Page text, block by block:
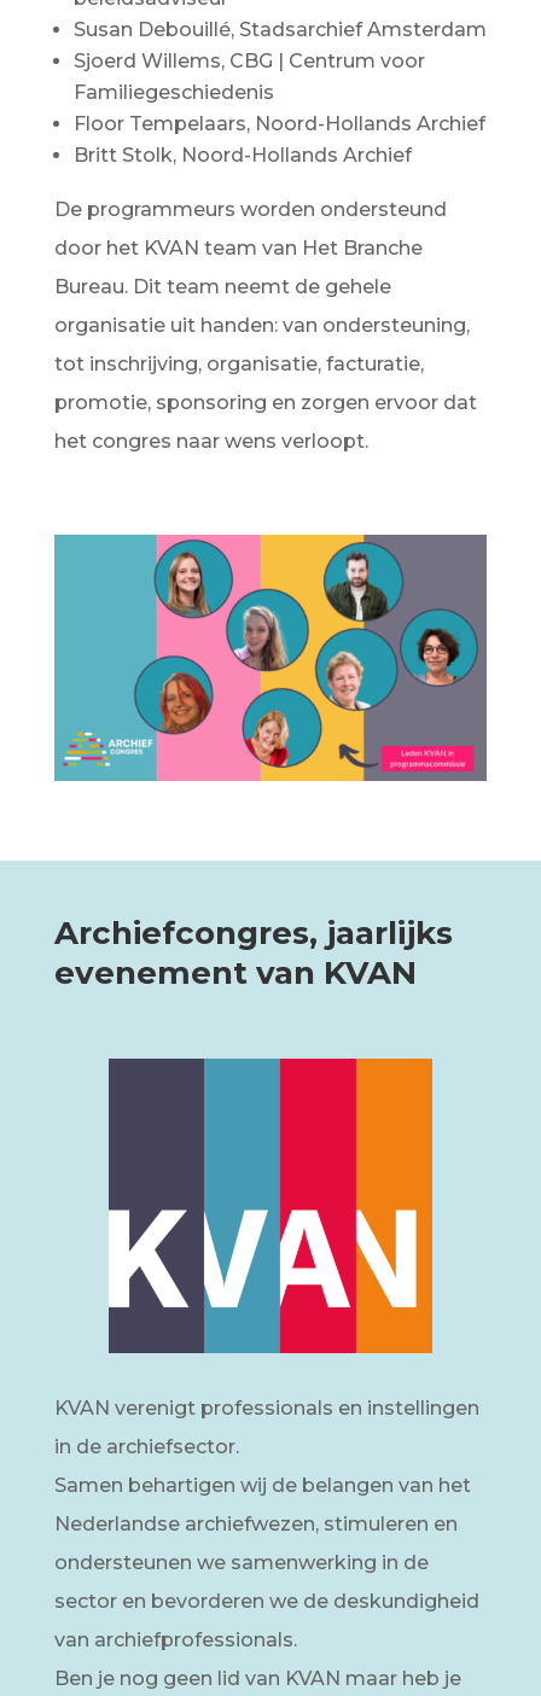
Susan Debouillé, Stadsarchief Amsterdam
Sjoerd Willems, CBG | Centrum voor
Familiegeschiedenis
Floor Tempelaars, Noord-Hollands Archief
Britt Stolk, Noord-Hollands Archief
De programmeurs worden ondersteund
door het KVAN team van Het Branche
Bureau. Dit team neemt de gehele
organisatie uit handen: van ondersteuning,
tot inschrijving, organisatie, facturatie,
promotie, sponsoring en zorgen ervoor dat
het congres naar wens verloopt.
Archiefcongres, jaarlijks
evenement van KVAN
KVAN verenigt professionals en instellingen
in de archiefsector.
Samen behartigen wij de belangen van het
Nederlandse archiefwezen, stimuleren en
ondersteunen we samenwerking in de
sector en bevorderen we de deskundigheid
van archiefprofessionals.
Ben je nog geen lid van KVAN maar heb je